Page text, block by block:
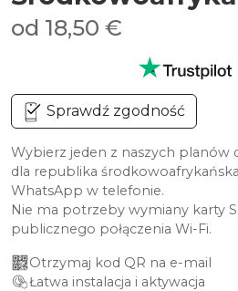
od 18,50 €
Sprawdź zgodność
Wybierz jeden z naszych planów
dla republika
WhatsApp w telefonie.
Nie ma potrzeby wymiany karty
publicznego połączenia Wi-Fi.
Otrzymaj kod QR na e-mail
Łatwa instalacja i aktywacja